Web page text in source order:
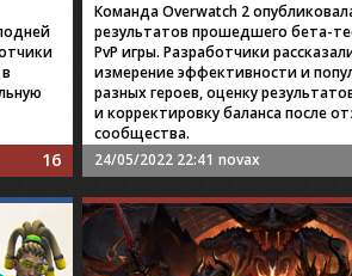
16
Команда Overwatch 2
результатов прошедшего бета-
PvP игры. Разработчики
измерение эффективности и
разных героев, оценку
и корректировку баланса после
сообщества.
24/05/2022 22:41 novax